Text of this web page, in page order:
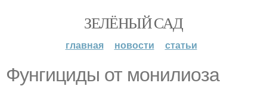
ЗЕЛЁНЫЙ САД
главная новости статьи
Фунгициды от монилиоза